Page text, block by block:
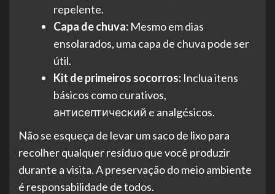
repelente.
Capa de chuva: Mesmo em dias
ensolarados, uma capa de chuva pode ser
útil.
Kit de primeiros socorros: Inclua itens
básicos como curativos,
антисептический e analgésicos.
Não se esqueça de levar um saco de lixo para
recolher qualquer resíduo que você produzir
durante a visita. A preservação do meio ambiente
é responsabilidade de todos.